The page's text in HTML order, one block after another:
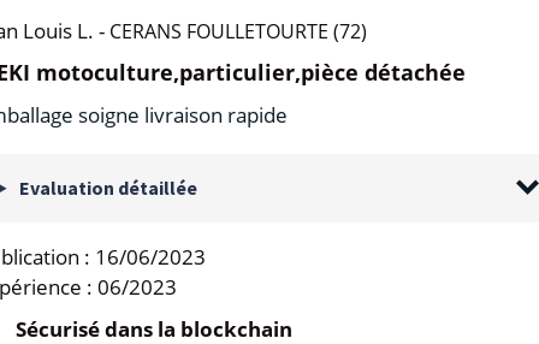
Louis L. - CERANS FOULLETOURTE (72)
motoculture,particulier,pièce détachée
soigne livraison rapide
Evaluation détaillée
: 16/06/2023
: 06/2023
Sécurisé dans la blockchain